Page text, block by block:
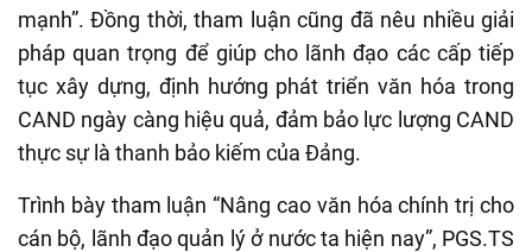
mạnh”. Đồng thời, tham luận cũng đã nêu nhiều giải
pháp quan trọng để giúp cho lãnh đạo các cấp tiếp
tục xây dựng, định hướng phát triển văn hóa trong
CAND ngày càng hiệu quả, đảm bảo lực lượng CAND
thực sự là thanh bảo kiếm của Đảng.
Trình bày tham luận “Nâng cao văn hóa chính trị cho
cán bộ, lãnh đạo quản lý ở nước ta hiện nay”, PGS.TS